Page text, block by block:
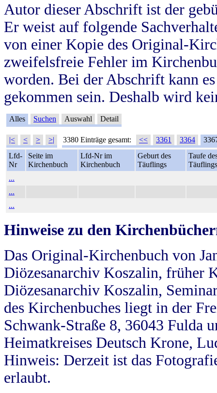
Autor dieser Abschrift ist der
Er weist auf folgende
von einer Kopie des Original-
zweifelsfreie Fehler im
worden. Bei der Abschrift kann
gekommen sein. Deshalb wird
Alles Suchen Auswahl Detail
|< < > >| 3380 Einträge gesamt: << 3361 3364
Lfd-
Nr
Seite im
Kirchenbuch
Lfd-Nr im
Kirchenbuch
Geburt des
Täuflings
Taufe
Täuflings
...
...
...
Hinweise zu den
Das Original-Kirchenbuch von
Diözesanarchiv Koszalin, früher
Diözesanarchiv Koszalin,
des Kirchenbuches liegt in der
Schwank-Straße 8, 36043 Fulda
Heimatkreises Deutsch Krone,
Hinweis: Derzeit ist das
erlaubt.